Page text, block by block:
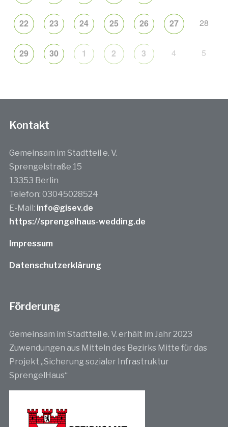
22 23 24 25 26 27 28
29 30 1 2 3 4 5
Kontakt
Gemeinsam im Stadtteil e. V.
Sprengelstraße 15
13353 Berlin
Telefon: 03045028524
E-Mail: info@gisev.de
https://sprengelhaus-wedding.de
Impressum
Datenschutzerklärung
Förderung
Gemeinsam im Stadtteil e. V. erhält im Jahr 2023
Zuwendungen aus Mitteln des Bezirks Mitte für das
Projekt „Sicherung sozialer Infrastruktur
SprengelHaus“